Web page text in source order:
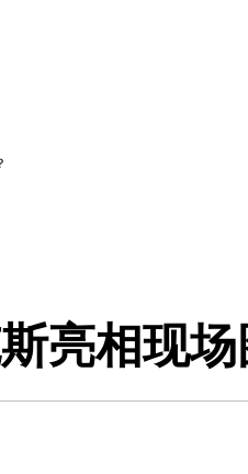
亮相现场